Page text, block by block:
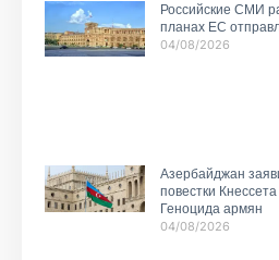
Российские СМИ
планах ЕС
04/08/2026
Азербайджан
повестки
Геноцида армян
04/08/2026